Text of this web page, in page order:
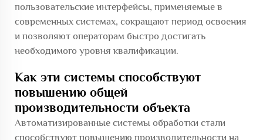
пользовательские интерфейсы, применяемые в
современных системах, сокращают период освоения
и позволяют операторам быстро достигать
необходимого уровня квалификации.
Как эти системы способствуют
повышению общей
производительности объекта
Автоматизированные системы обработки стали
способствуют повышению производительности на